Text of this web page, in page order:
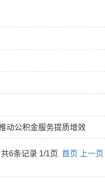
动公积金服务提质增效
共6条记录 1/1页 首页 上一页